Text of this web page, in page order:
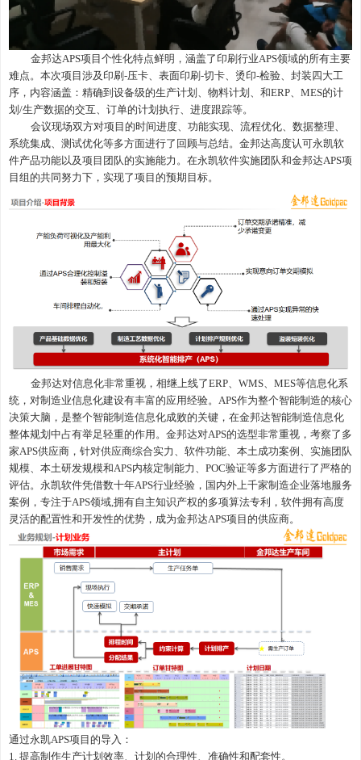
金邦达APS项目个性化特点鲜明，涵盖了印刷行业APS领域的所有主要
难点。本次项目涉及印刷-压卡、表面印刷-切卡、烫印-检验、封装四大工
序，内容涵盖：精确到设备级的生产计划、物料计划、和ERP、MES的计
划/生产数据的交互、订单的计划执行、进度跟踪等。
会议现场双方对项目的时间进度、功能实现、流程优化、数据整理、
系统集成、测试优化等多方面进行了回顾与总结。金邦达高度认可永凯软
件产品功能以及项目团队的实施能力。在永凯软件实施团队和金邦达APS项
目组的共同努力下，实现了项目的预期目标。
金邦达对信息化非常重视，相继上线了ERP、WMS、MES等信息化系
统，对制造业信息化建设有丰富的应用经验。APS作为整个智能制造的核心
决策大脑，是整个智能制造信息化成败的关键，在金邦达智能制造信息化
整体规划中占有举足轻重的作用。金邦达对APS的选型非常重视，考察了多
家APS供应商，针对供应商综合实力、软件功能、本土成功案例、实施团队
规模、本土研发规模和APS内核定制能力、POC验证等多方面进行了严格的
评估。永凯软件凭借数十年APS行业经验，国内外上千家制造企业落地服务
案例，专注于APS领域,拥有自主知识产权的多项算法专利，软件拥有高度
灵活的配置性和开发性的优势，成为金邦达APS项目的供应商。
通过永凯APS项目的导入：
1. 提高制作生产计划效率、计划的合理性、准确性和配套性。